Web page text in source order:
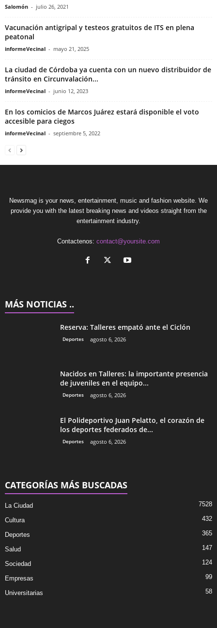
Salomón - julio 26, 2021
Vacunación antigripal y testeos gratuitos de ITS en plena
peatonal
informeVecinal - mayo 21, 2025
La ciudad de Córdoba ya cuenta con un nuevo distribuidor de
tránsito en Circunvalación...
informeVecinal - junio 12, 2023
En los comicios de Marcos Juárez estará disponible el voto
accesible para ciegos
informeVecinal - septiembre 5, 2022
Newsmag is your news, entertainment, music and fashion website. We
provide you with the latest breaking news and videos straight from the
entertainment industry.
Contactenos: contact@yoursite.com
MÁS NOTICIAS ..
Reserva: Talleres empató ante el Ciclón
Deportes agosto 6, 2026
Nacidos en Talleres: la importante presencia
de juveniles en el equipo...
Deportes agosto 6, 2026
El Polideportivo Juan Pelatto, el corazón de
los deportes federados de...
Deportes agosto 6, 2026
CATEGORÍAS MÁS BUSCADAS
La Ciudad 7528
Cultura 432
Deportes 365
Salud 147
Sociedad 124
Empresas 99
Universitarias 58